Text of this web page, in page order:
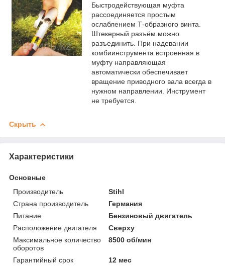
Быстродействующая муфта
рассоединяется простым
ослаблением Т-образного винта.
Штекерный разъём можно
разъединить. При надевании
комбиинструмента встроенная в
муфту направляющая
автоматически обеспечивает
вращение приводного вала всегда в
нужном направлении. Инструмент
не требуется.
Скрыть
Характеристики
Основные
Производитель
Stihl
Страна производитель
Германия
Питание
Бензиновый двигатель
Расположение двигателя
Сверху
Максимальное количество
оборотов
8500 об/мин
Гарантийный срок
12 мес